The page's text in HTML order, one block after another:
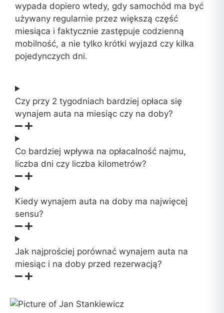
wypada dopiero wtedy, gdy samochód ma być
używany regularnie przez większą część
miesiąca i faktycznie zastępuje codzienną
mobilność, a nie tylko krótki wyjazd czy kilka
pojedynczych dni.
Czy przy 2 tygodniach bardziej opłaca się
wynajem auta na miesiąc czy na doby?
Co bardziej wpływa na opłacalność najmu,
liczba dni czy liczba kilometrów?
Kiedy wynajem auta na doby ma najwięcej
sensu?
Jak najprościej porównać wynajem auta na
miesiąc i na doby przed rezerwacją?